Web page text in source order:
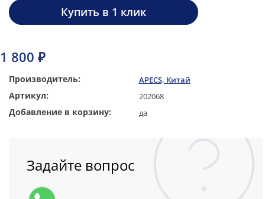
Производитель: APECS, Китай
Артикул: 202068
Добавление в корзину: да
1 800 ₽
Купить в 1 клик
Задайте вопрос